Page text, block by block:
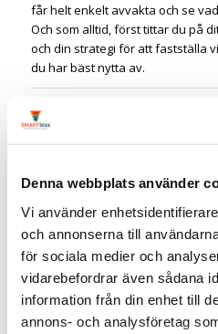
Denna webbplats använder
Vi använder
och annonserna till
för sociala medier och
vidarebefordrar även sådana
information från din enhet till
annons- och analysföretag
får helt enkelt avvakta och se
Och som alltid, först tittar du på
och din strategi för att fastställa
du har bäst nytta av.
Linda Björck
Social
media
manager
SmartBizz
AB